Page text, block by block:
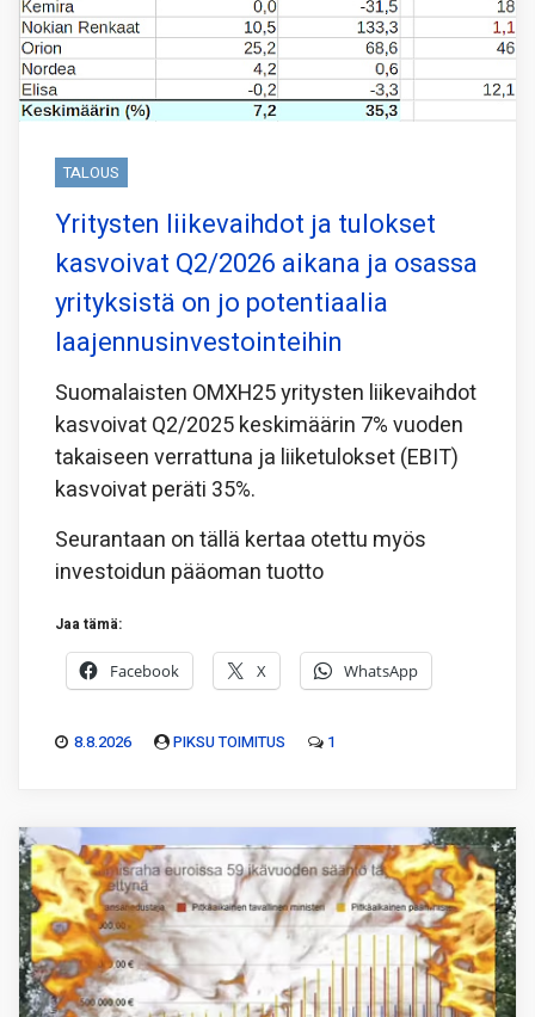
TALOUS
Yritysten liikevaihdot ja tulokset
kasvoivat Q2/2026 aikana ja osassa
yrityksistä on jo potentiaalia
laajennusinvestointeihin
Suomalaisten OMXH25 yritysten liikevaihdot
kasvoivat Q2/2025 keskimäärin 7% vuoden
takaiseen verrattuna ja liiketulokset (EBIT)
kasvoivat peräti 35%.
Seurantaan on tällä kertaa otettu myös
investoidun pääoman tuotto
Jaa tämä:
Facebook X WhatsApp
8.8.2026 PIKSU TOIMITUS 1